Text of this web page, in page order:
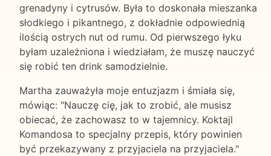
grenadyny i cytrusów. Była to doskonała mieszanka
słodkiego i pikantnego, z dokładnie odpowiednią
ilością ostrych nut od rumu. Od pierwszego łyku
byłam uzależniona i wiedziałam, że muszę nauczyć
się robić ten drink samodzielnie.
Martha zauważyła moje entuzjazm i śmiała się,
mówiąc: "Nauczę cię, jak to zrobić, ale musisz
obiecać, że zachowasz to w tajemnicy. Koktajl
Komandosa to specjalny przepis, który powinien
być przekazywany z przyjaciela na przyjaciela."